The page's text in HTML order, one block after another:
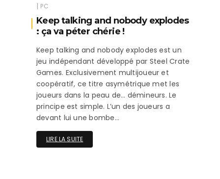
| PC
Keep talking and nobody explodes
: ça va péter chérie !
Keep talking and nobody explodes est un
jeu indépendant développé par Steel Crate
Games. Exclusivement multijoueur et
coopératif, ce titre asymétrique met les
joueurs dans la peau de… démineurs. Le
principe est simple. L’un des joueurs a
devant lui une bombe…
LIRE LA SUITE